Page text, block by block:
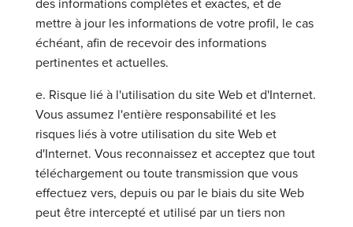
mettre à jour les informations de votre profil, le cas
échéant, afin de recevoir des informations
pertinentes et actuelles.
e. Risque lié à l'utilisation du site Web et d'Internet.
Vous assumez l'entière responsabilité et les
risques liés à votre utilisation du site Web et
d'Internet. Vous reconnaissez et acceptez que tout
téléchargement ou toute transmission que vous
effectuez vers, depuis ou par le biais du site Web
peut être intercepté et utilisé par un tiers non